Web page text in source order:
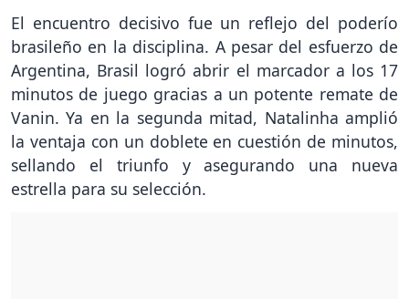
El encuentro decisivo fue un reflejo del poderío
brasileño en la disciplina. A pesar del esfuerzo de
Argentina, Brasil logró abrir el marcador a los 17
minutos de juego gracias a un potente remate de
Vanin. Ya en la segunda mitad, Natalinha amplió
la ventaja con un doblete en cuestión de minutos,
sellando el triunfo y asegurando una nueva
estrella para su selección.